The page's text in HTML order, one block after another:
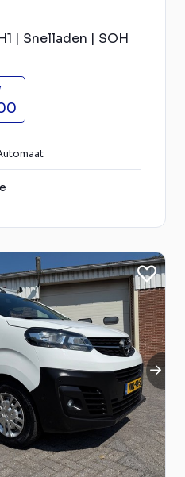
| Snelladen | SOH